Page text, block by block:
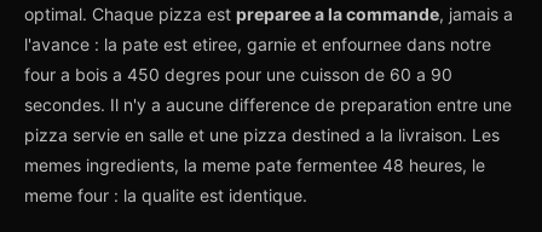
optimal. Chaque pizza est preparee a la commande, jamais a
l'avance : la pate est etiree, garnie et enfournee dans notre
four a bois a 450 degres pour une cuisson de 60 a 90
secondes. Il n'y a aucune difference de preparation entre une
pizza servie en salle et une pizza destined a la livraison. Les
memes ingredients, la meme pate fermentee 48 heures, le
meme four : la qualite est identique.